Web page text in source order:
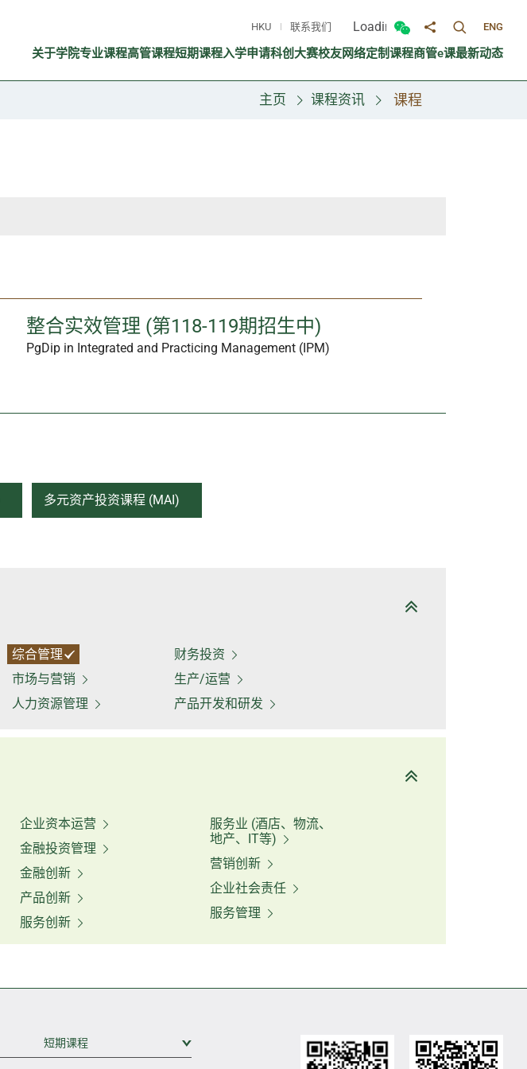
HKU 联系我们 Loading...
切换微信面板
分享至切换搜寻面
ENG
关于学院专业课程高管课程短期课程入学申请科创大赛校友网络定制课程商管e课最新动态
主页 课程资讯 课程
整合实效管理 (第118-119期招生中)
PgDip in Integrated and Practicing Management (IPM)
多元资产投资课程 (MAI)
综合管理
财务投资
市场与营销
生产/运营
人力资源管理
产品开发和研发
企业资本运营
金融投资管理
金融创新
产品创新
服务创新
服务业 (酒店、物流、
地产、IT等)
营销创新
企业社会责任
服务管理
短期课程